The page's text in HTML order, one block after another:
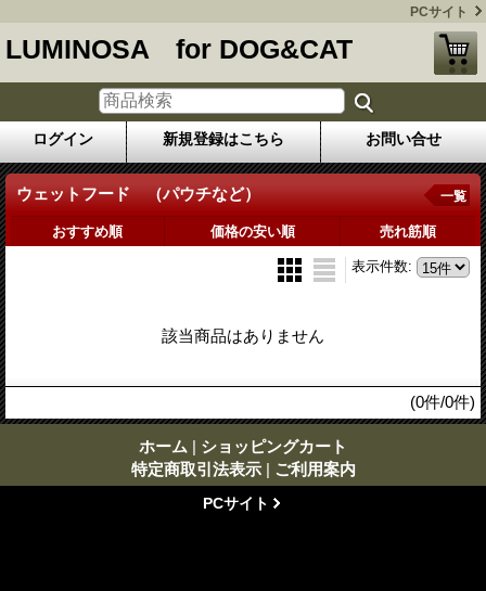
PCサイト
LUMINOSA for DOG&CAT
ログイン 新規登録はこちら お問い合せ
ウェットフード （パウチなど） 一覧
おすすめ順 価格の安い順 売れ筋順
表示件数:
該当商品はありません
(0件/0件)
ホーム | ショッピングカート
特定商取引法表示 | ご利用案内
PCサイト